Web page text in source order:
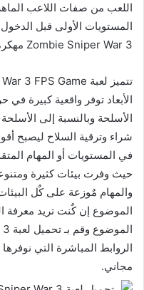
اللعب من صفات اللاعب
المستويات الأولى قبل
Zombie Sniper War 3 مهكرة للاندرويد اخر اصدار.
الأبعاد توفر واقعية كبيرة
الأسلحة وبالنسبة إلى
شراء وترقية السلاح ليصبح
في المستويات أو المهام
حيث وفرت بيئات كثيرة
والمهام مٌوزعة على كٌل
الموضوع إن كٌنت تريد معرفة
مجاني.